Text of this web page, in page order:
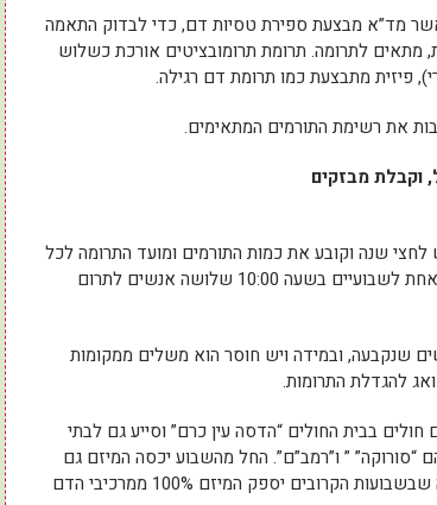
מד”א מבצעת ספירת טסיות דם, כדי לבדוק התאמה
אדם שלו יש יותר מ-150,000 טסיות, מתאים לתרומה. תרומת תרומובציטים אורכת כשלוש
פיזית מתבצעת כמו תרומת דם רגילה.
את רשימת התורמים המתאימים.
וקבלת מבזקים
שנה וקובע את כמות התורמים ומועד התרומה לכל
ישיבה, למשל ישיבת “תפארת ישראל” שולחת בימי ראשון אחת לשבועיים בשעה 10:00 שלושה אנשים לתרום
שנקבעה, ובמידה ויש חוסר הוא משלים ממקומות
להגדלת התרומות.
לילדים חולים בבית החולים “הדסה עין כרם” וסייע גם לבתי
“סורוקה” ” ו”רמב”ם”. החל מהשבוע יכסה המיזם גם
את בתי החולים “איכילוב”, “תל השומר” ו”שניידר”, בשאיפה שבשבועות הקרובים יספק המיזם 100% ממרכיבי הדם